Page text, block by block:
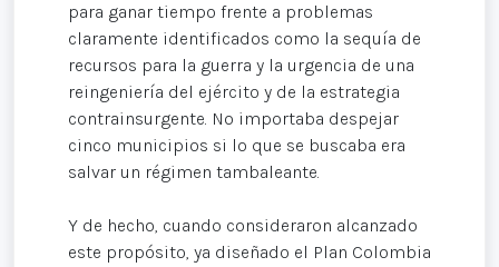
para ganar tiempo frente a problemas
claramente identificados como la sequía de
recursos para la guerra y la urgencia de una
reingeniería del ejército y de la estrategia
contrainsurgente. No importaba despejar
cinco municipios si lo que se buscaba era
salvar un régimen tambaleante.
Y de hecho, cuando consideraron alcanzado
este propósito, ya diseñado el Plan Colombia